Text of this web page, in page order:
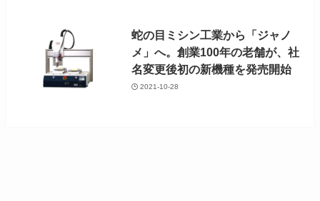
蛇の目ミシン工業から「ジャノ
メ」へ。創業100年の老舗が、社
名変更後初の新機種を発売開始
2021-10-28